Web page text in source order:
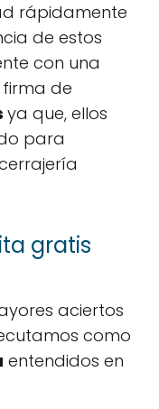
rápidamente
de estos
con una
de
ya que, ellos
para
gratis
aciertos
como
entendidos en